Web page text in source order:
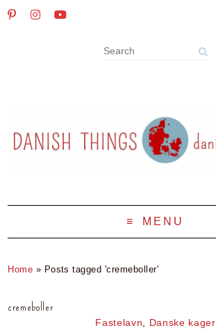
MENU
Home » Posts tagged 'cremeboller'
cremeboller
Fastelavn, Danske kager